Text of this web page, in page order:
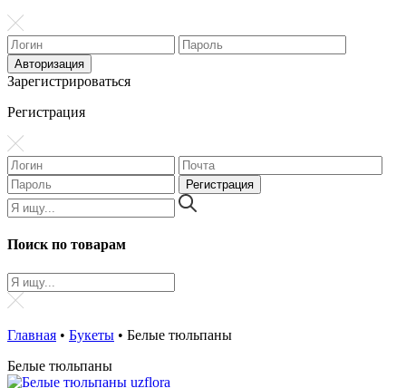
Зарегистрироваться
Регистрация
Поиск по товарам
Главная • Букеты • Белые тюльпаны
Белые тюльпаны